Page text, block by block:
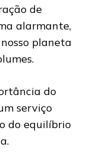
de
alarmante,
planeta
do
serviço
do equilíbrio